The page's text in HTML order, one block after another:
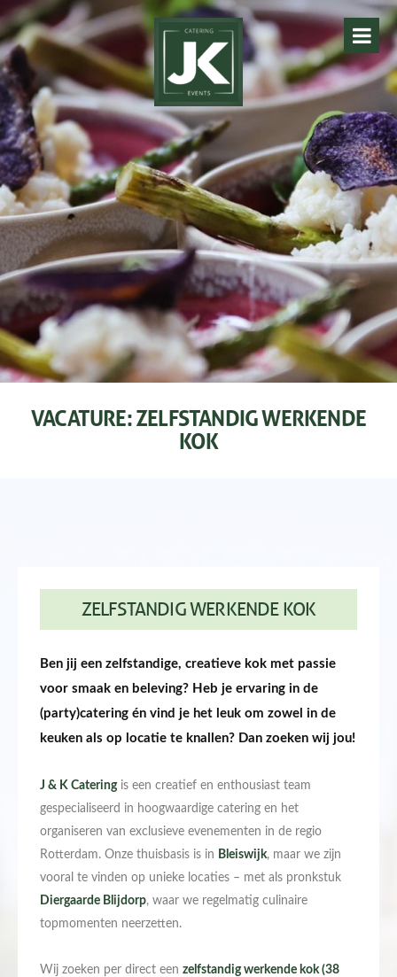
VACATURE: ZELFSTANDIG WERKENDE
KOK
ZELFSTANDIG WERKENDE KOK
Ben jij een zelfstandige, creatieve kok met passie
voor smaak en beleving? Heb je ervaring in de
(party)catering én vind je het leuk om zowel in de
keuken als op locatie te knallen? Dan zoeken wij jou!
J & K Cateringis een creatief en enthousiast team
gespecialiseerd in hoogwaardige catering en het
organiseren van exclusieve evenementen in de regio
Rotterdam. Onze thuisbasis is in Bleiswijk, maar we zijn
vooral te vinden op unieke locaties – met als pronkstuk
Diergaarde Blijdorp, waar we regelmatig culinaire
topmomenten neerzetten.
Wij zoeken per direct een zelfstandig werkende kok (38